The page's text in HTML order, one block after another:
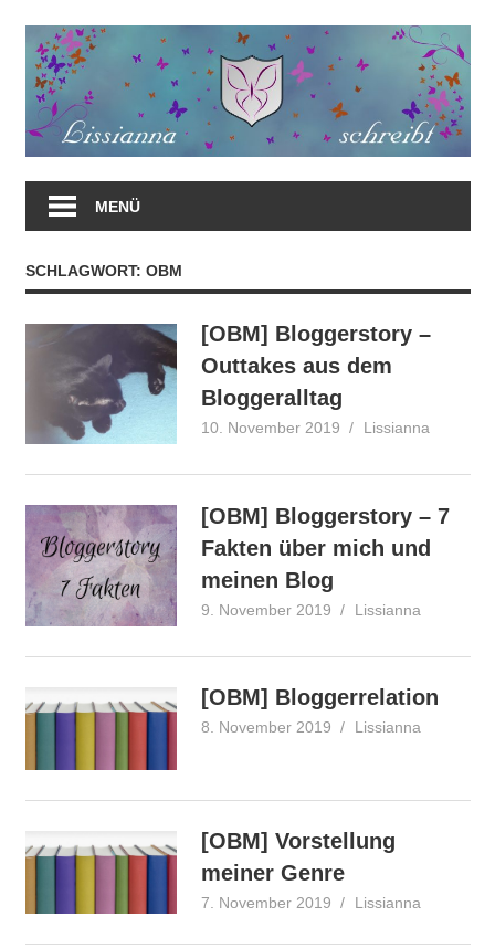
springen
MENÜ
SCHLAGWORT: OBM
[OBM] Bloggerstory –
Outtakes aus dem
Bloggeralltag
10. November 2019 Lissianna
[OBM] Bloggerstory – 7
Fakten über mich und
meinen Blog
9. November 2019 Lissianna
[OBM] Bloggerrelation
8. November 2019 Lissianna
[OBM] Vorstellung
meiner Genre
7. November 2019 Lissianna